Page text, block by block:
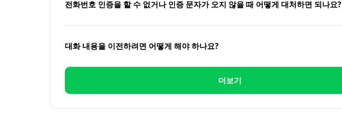
전화번호 인증을 할 수 없거나 인증 문자가 오지 않을 때 어떻게 대처하면 되나요?
대화 내용을 이전하려면 어떻게 해야 하나요?
더보기